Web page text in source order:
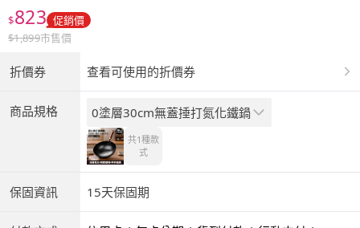
$823 促銷價
$1,899市售價
折價券 查看可使用的折價券
商品規格 0塗層30cm無蓋捶打氮化鐵鍋
共1種款
式
保固資訊 15天保固期